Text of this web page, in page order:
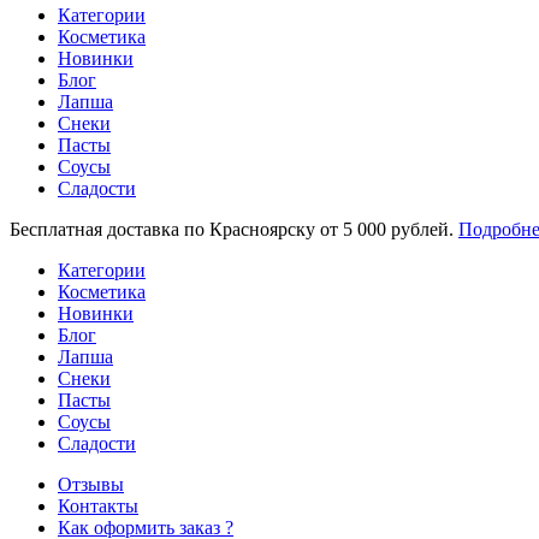
Категории
Косметика
Новинки
Блог
Лапша
Снеки
Пасты
Соусы
Сладости
Бесплатная доставка по Красноярску от 5 000 рублей.
Категории
Косметика
Новинки
Блог
Лапша
Снеки
Пасты
Соусы
Сладости
Отзывы
Контакты
Как оформить заказ ?